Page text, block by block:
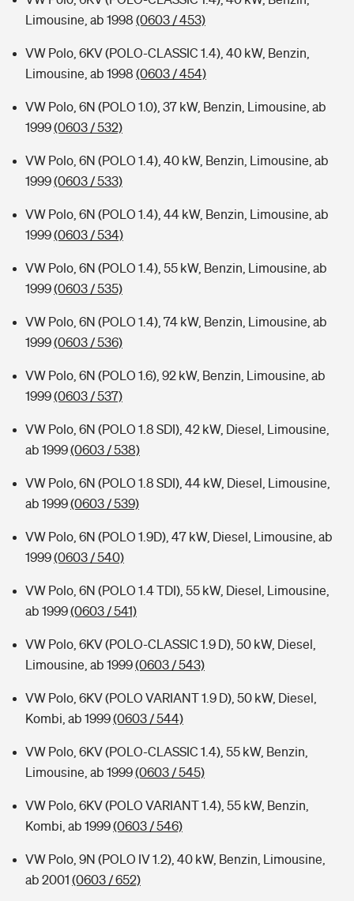
Limousine, ab 1998 (0603 / 453)
VW Polo, 6KV (POLO-CLASSIC 1.4), 40 kW, Benzin,
Limousine, ab 1998 (0603 / 454)
VW Polo, 6N (POLO 1.0), 37 kW, Benzin, Limousine, ab
1999(0603 / 532)
VW Polo, 6N (POLO 1.4), 40 kW, Benzin, Limousine, ab
1999(0603 / 533)
VW Polo, 6N (POLO 1.4), 44 kW, Benzin, Limousine, ab
1999(0603 / 534)
VW Polo, 6N (POLO 1.4), 55 kW, Benzin, Limousine, ab
1999(0603 / 535)
VW Polo, 6N (POLO 1.4), 74 kW, Benzin, Limousine, ab
1999(0603 / 536)
VW Polo, 6N (POLO 1.6), 92 kW, Benzin, Limousine, ab
1999(0603 / 537)
VW Polo, 6N (POLO 1.8 SDI), 42 kW, Diesel, Limousine,
ab 1999(0603 / 538)
VW Polo, 6N (POLO 1.8 SDI), 44 kW, Diesel, Limousine,
ab 1999(0603 / 539)
VW Polo, 6N (POLO 1.9D), 47 kW, Diesel, Limousine, ab
1999(0603 / 540)
VW Polo, 6N (POLO 1.4 TDI), 55 kW, Diesel, Limousine,
ab 1999(0603 / 541)
VW Polo, 6KV (POLO-CLASSIC 1.9 D), 50 kW, Diesel,
Limousine, ab 1999(0603 / 543)
VW Polo, 6KV (POLO VARIANT 1.9 D), 50 kW, Diesel,
Kombi, ab 1999(0603 / 544)
VW Polo, 6KV (POLO-CLASSIC 1.4), 55 kW, Benzin,
Limousine, ab 1999(0603 / 545)
VW Polo, 6KV (POLO VARIANT 1.4), 55 kW, Benzin,
Kombi, ab 1999(0603 / 546)
VW Polo, 9N (POLO IV 1.2), 40 kW, Benzin, Limousine,
ab 2001 (0603 / 652)